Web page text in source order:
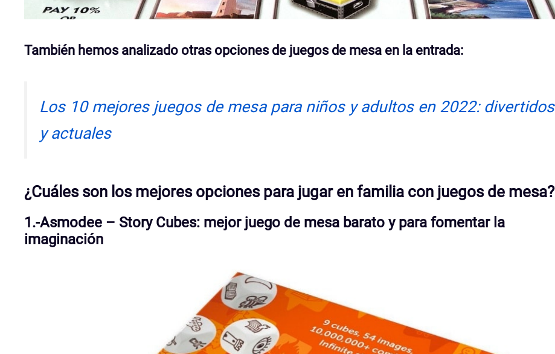
También hemos analizado otras opciones de juegos de mesa en la entrada:
Los 10 mejores juegos de mesa para niños y adultos en 2022: divertidos
y actuales
¿Cuáles son los mejores opciones para jugar en familia con juegos de mesa?
1.-Asmodee – Story Cubes: mejor juego de mesa barato y para fomentar la
imaginación